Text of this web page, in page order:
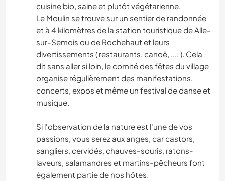
cuisine bio, saine et plutôt végétarienne.
Le Moulin se trouve sur un sentier de randonnée
et à 4 kilomètres de la station touristique de Alle-
sur-Semois ou de Rochehaut et leurs
divertissements ( restaurants, canoë, .... ). Cela
dit sans aller si loin, le comité des fêtes du village
organise régulièrement des manifestations,
concerts, expos et même un festival de danse et
musique.
Si l'observation de la nature est l'une de vos
passions, vous serez aux anges, car castors,
sangliers, cervidés, chauves-souris, ratons-
laveurs, salamandres et martins-pêcheurs font
également partie de nos hôtes.